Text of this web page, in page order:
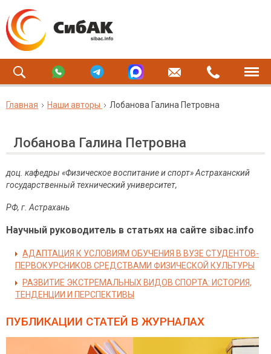
Главная Наши авторы Лобанова Галина Петровна
Лобанова Галина Петровна
доц. кафедры «Физическое воспитание и спорт» Астраханский
государственный технический университет,
РФ, г. Астрахань
Научный руководитель в статьях на сайте sibac.info
АДАПТАЦИЯ К УСЛОВИЯМ OБУЧEНИЯ В ВУЗЕ СТУДEНТOВ-
ПЕРВOКУРСНИКOВ СРEДСТВАМИ ФИЗИЧEСКОЙ КУЛЬТУРЫ
РАЗВИТИЕ ЭКСТРЕМАЛЬНЫХ ВИДОВ СПОРТА: ИСТОРИЯ,
ТЕНДЕНЦИИ И ПЕРСПЕКТИВЫ
ПУБЛИКАЦИИ СТАТЕЙ В ЖУРНАЛАХ